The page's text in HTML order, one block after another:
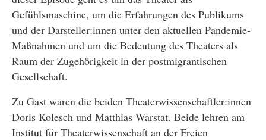
Gefühlsmaschine, um die Erfahrungen des Publikums
und der Darsteller:innen unter den aktuellen Pandemie-
Maßnahmen und um die Bedeutung des Theaters als
Raum der Zugehörigkeit in der postmigrantischen
Gesellschaft.
Zu Gast waren die beiden Theaterwissenschaftler:innen
Doris Kolesch und Matthias Warstat. Beide lehren am
Institut für Theaterwissenschaft an der Freien